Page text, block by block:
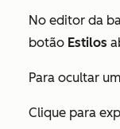
No editor da
botão Estilos
Para ocultar
Clique para